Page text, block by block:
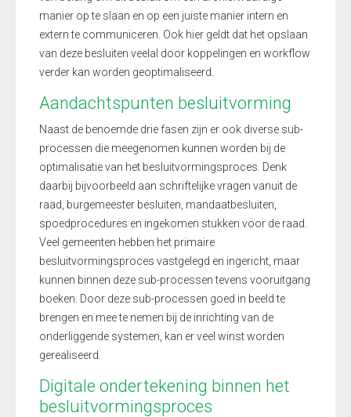
manier op te slaan en op een juiste manier intern en
extern te communiceren. Ook hier geldt dat het opslaan
van deze besluiten veelal door koppelingen en workflow
verder kan worden geoptimaliseerd.
Aandachtspunten besluitvorming
Naast de benoemde drie fasen zijn er ook diverse sub-
processen die meegenomen kunnen worden bij de
optimalisatie van het besluitvormingsproces. Denk
daarbij bijvoorbeeld aan schriftelijke vragen vanuit de
raad, burgemeester besluiten, mandaatbesluiten,
spoedprocedures en ingekomen stukken voor de raad.
Veel gemeenten hebben het primaire
besluitvormingsproces vastgelegd en ingericht, maar
kunnen binnen deze sub-processen tevens vooruitgang
boeken. Door deze sub-processen goed in beeld te
brengen en mee te nemen bij de inrichting van de
onderliggende systemen, kan er veel winst worden
gerealiseerd.
Digitale ondertekening binnen het
besluitvormingsproces